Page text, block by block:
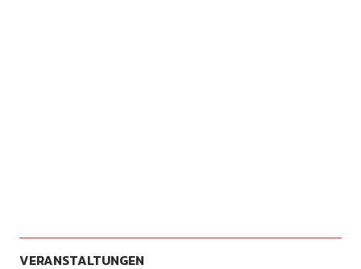
VERANSTALTUNGEN